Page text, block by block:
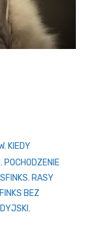
, KIEDY
, POCHODZENIE
, RASY
BEZ
,